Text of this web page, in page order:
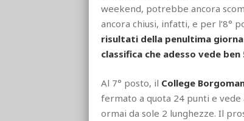
weekend, potrebbe ancora
ancora chiusi, infatti, e per l’8°
risultati della penultima
classifica che adesso vede
Al 7° posto, il College
fermato a quota 24 punti e
ormai da sole 2 lunghezze. Il